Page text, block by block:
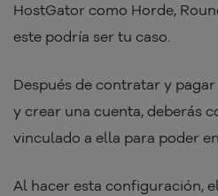
HostGator como Horde,
este podría ser tu caso.
Después de contratar y
y crear una cuenta, deberás
vinculado a ella para poder
Al hacer esta configuración,